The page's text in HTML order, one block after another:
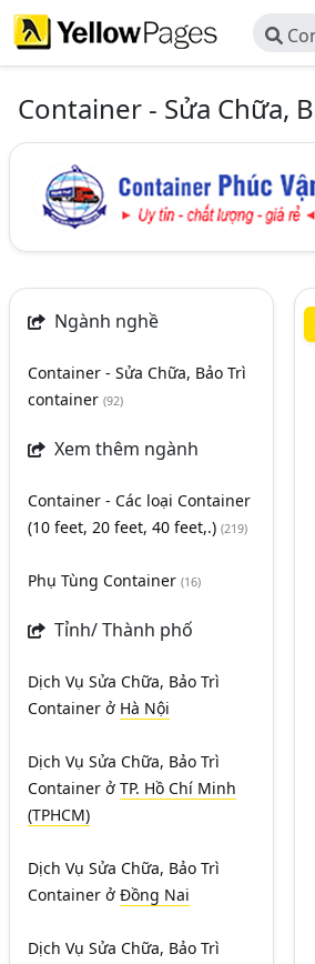
Container - Sửa Chữa,
Ngành nghề
Container - Sửa Chữa, Bảo Trì
container (92)
Xem thêm ngành
Container - Các loại Container
(10 feet, 20 feet, 40 feet,.) (219)
Phụ Tùng Container (16)
Tỉnh/ Thành phố
Dịch Vụ Sửa Chữa, Bảo Trì
Container ở Hà Nội
Dịch Vụ Sửa Chữa, Bảo Trì
Container ở TP. Hồ Chí Minh
(TPHCM)
Dịch Vụ Sửa Chữa, Bảo Trì
Container ở Đồng Nai
Dịch Vụ Sửa Chữa, Bảo Trì